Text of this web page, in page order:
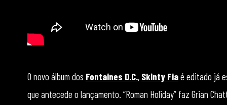
O novo álbum dos Fontaines D.C., Skinty Fiaé editado já
que antecede o lançamento. “Roman Holiday” faz Grian